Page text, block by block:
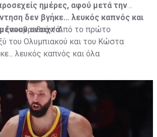
ημέρες, αφού μετά την
δεν βγήκε… λευκός καπνός και
ανοιχτά.
ξαναβρεθούν! Από το πρώτο
του Ολυμπιακού και του Κώστα
λευκός καπνός και όλα
στους Πειραιώτες! Κάπως έτσι, ο
εκ νέου τις προσεχείς ημέρες στα
παρέα με τον εκπρόσωπό του
νέος κύκλος συζητήσεων και
με τους αδερφούς Αγγελόπουλους.